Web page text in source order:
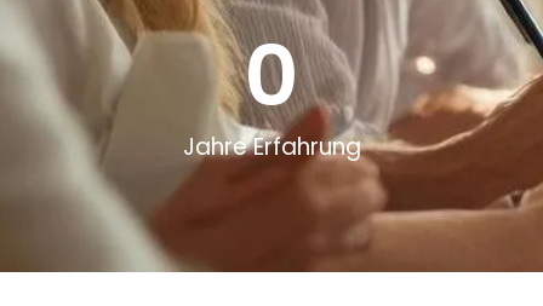
Jahre Erfahrung
0